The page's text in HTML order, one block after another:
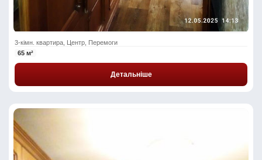
3-кімн. квартира, Центр, Перемоги
65 м²
Детальніше